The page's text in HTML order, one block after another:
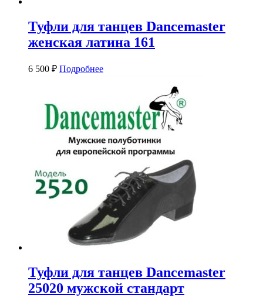
Туфли для танцев Dancemaster
женская латина 161
6 500 ₽ Подробнее
Туфли для танцев Dancemaster
25020 мужской стандарт